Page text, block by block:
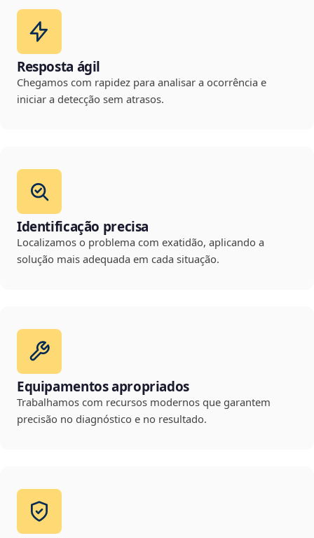
Resposta ágil
Chegamos com rapidez para analisar a ocorrência e
iniciar a detecção sem atrasos.
Identificação precisa
Localizamos o problema com exatidão, aplicando a
solução mais adequada em cada situação.
Equipamentos apropriados
Trabalhamos com recursos modernos que garantem
precisão no diagnóstico e no resultado.